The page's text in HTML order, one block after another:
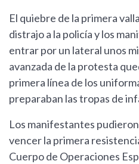
El quiebre de la primera
distrajo a la policía y los
entrar por un lateral unos
avanzada de la protesta
primera línea de los
preparaban las tropas de
Los manifestantes
vencer la primera
Cuerpo de Operaciones